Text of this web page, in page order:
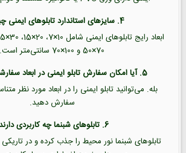
4. سایزهای استاندارد تابلوهای ایمنی چیست؟
70×50 و 100×70 سانتی‌متر است.
5. آیا امکان سفارش تابلو ایمنی در ابعاد سفارشی وجود دارد؟
بله. می‌توانید تابلو ایمنی را در ابعاد مورد نظر
سفارش دهید.
6. تابلوهای شبنما چه کاربردی دارند؟
تابلوهای شبنما نور محیط را جذب کرده و در